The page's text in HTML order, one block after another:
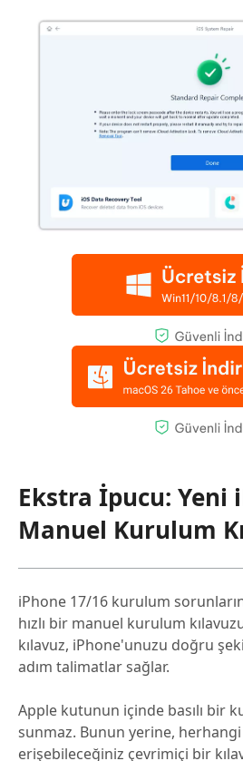
Ekstra İpucu: Yeni
Manuel Kurulum
iPhone 17/16 kurulum
hızlı bir manuel kurulum
kılavuz, iPhone'unuzu doğru
adım talimatlar sağlar.
Apple kutunun içinde basılı bir
sunmaz. Bunun yerine,
erişebileceğiniz çevrimiçi bir